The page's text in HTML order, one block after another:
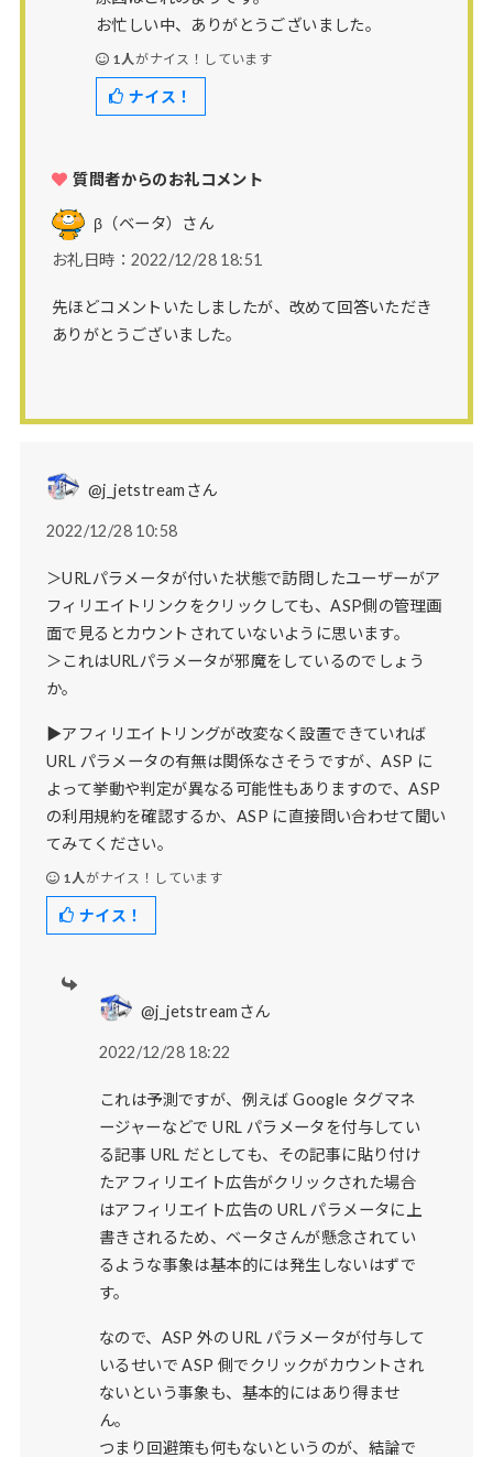
お忙しい中、ありがとうございました。
1人がナイス！しています
ナイス！
質問者からのお礼コメント
β（ベータ） さん
お礼日時：2022/12/28 18:51
先ほどコメントいたしましたが、改めて回答いただき
ありがとうございました。
@j_jetstreamさん
2022/12/28 10:58
＞URLパラメータが付いた状態で訪問したユーザーがア
フィリエイトリンクをクリックしても、ASP側の管理画
面で見るとカウントされていないように思います。
＞これはURLパラメータが邪魔をしているのでしょう
か。
▶アフィリエイトリングが改変なく設置できていれば
URL パラメータの有無は関係なさそうですが、ASP に
よって挙動や判定が異なる可能性もありますので、ASP
の利用規約を確認するか、ASP に直接問い合わせて聞い
てみてください。
1人がナイス！しています
ナイス！
@j_jetstreamさん
2022/12/28 18:22
これは予測ですが、例えば Google タグマネ
ージャーなどで URL パラメータを付与してい
る記事 URL だとしても、その記事に貼り付け
たアフィリエイト広告がクリックされた場合
はアフィリエイト広告の URL パラメータに上
書きされるため、ベータさんが懸念されてい
るような事象は基本的には発生しないはずで
す。
なので、ASP 外の URL パラメータが付与して
いるせいで ASP 側でクリックがカウントされ
ないという事象も、基本的にはあり得ませ
ん。
つまり回避策も何もないというのが、結論で